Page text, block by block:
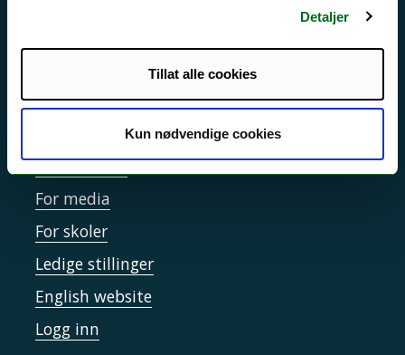
Detaljer
Tillat alle cookies
Kun nødvendige cookies
Sikkerhet, beredskap og personvern
Kontakt UiT
For media
For skoler
Ledige stillinger
English website
Logg inn